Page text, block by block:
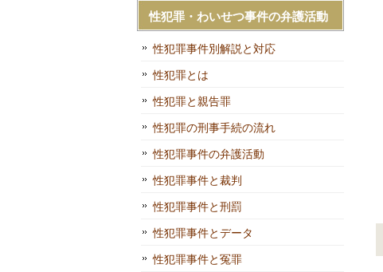
性犯罪・わいせつ事件の弁護活動
性犯罪事件別解説と対応
性犯罪とは
性犯罪と親告罪
性犯罪の刑事手続の流れ
性犯罪事件の弁護活動
性犯罪事件と裁判
性犯罪事件と刑罰
性犯罪事件とデータ
性犯罪事件と冤罪